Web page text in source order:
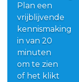
Plan een
vrijblijvende
kennismaking
in van 20
minuten
om te zien
of het klikt